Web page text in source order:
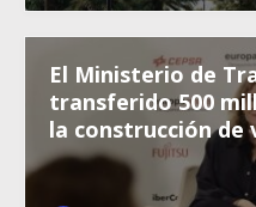
El Ministerio de
transferido 500
la construcción de